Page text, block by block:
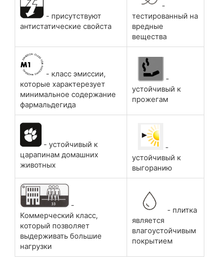
- присутствуют
антистатические свойста
-
тестированный на
вредные
вещества
- класс эмиссии,
которые характерезует
минимальное содержание
фармальдегида
-
устойчивый к
прожегам
- устойчивый к
царапинам домашних
животных
-
устойчивый к
выгоранию
-
Коммерческий класс,
который позволяет
выдерживать большие
нагрузки
- плитка
является
влагоустойчивым
покрытием